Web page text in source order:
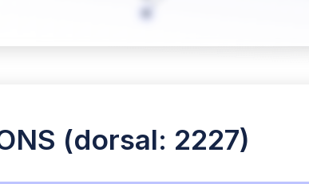
(dorsal: 2227)